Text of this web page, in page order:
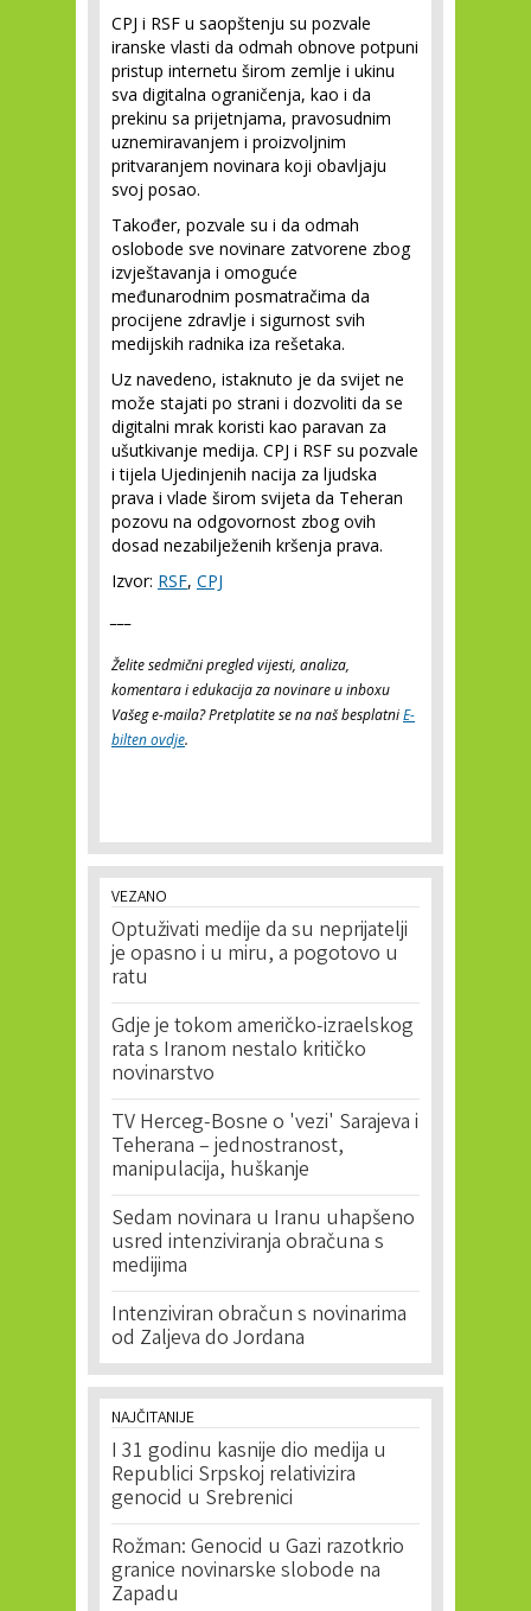
CPJ i RSF u saopštenju su pozvale
iranske vlasti da odmah obnove potpuni
pristup internetu širom zemlje i ukinu
sva digitalna ograničenja, kao i da
prekinu sa prijetnjama, pravosudnim
uznemiravanjem i proizvoljnim
pritvaranjem novinara koji obavljaju
svoj posao.
Također, pozvale su i da odmah
oslobode sve novinare zatvorene zbog
izvještavanja i omoguće
međunarodnim posmatračima da
procijene zdravlje i sigurnost svih
medijskih radnika iza rešetaka.
Uz navedeno, istaknuto je da svijet ne
može stajati po strani i dozvoliti da se
digitalni mrak koristi kao paravan za
ušutkivanje medija. CPJ i RSF su pozvale
i tijela Ujedinjenih nacija za ljudska
prava i vlade širom svijeta da Teheran
pozovu na odgovornost zbog ovih
dosad nezabilježenih kršenja prava.
Izvor: RSF, CPJ
Želite sedmični pregled vijesti, analiza,
komentara i edukacija za novinare u inboxu
Vašeg e-maila? Pretplatite se na naš besplatniE-
bilten ovdje.
VEZANO
Optuživati medije da su neprijatelji
je opasno i u miru, a pogotovo u
ratu
Gdje je tokom američko-izraelskog
rata s Iranom nestalo kritičko
novinarstvo
TV Herceg-Bosne o 'vezi' Sarajeva i
Teherana – jednostranost,
manipulacija, huškanje
Sedam novinara u Iranu uhapšeno
usred intenziviranja obračuna s
medijima
Intenziviran obračun s novinarima
od Zaljeva do Jordana
NAJČITANIJE
I 31 godinu kasnije dio medija u
Republici Srpskoj relativizira
genocid u Srebrenici
Rožman: Genocid u Gazi razotkrio
granice novinarske slobode na
Zapadu